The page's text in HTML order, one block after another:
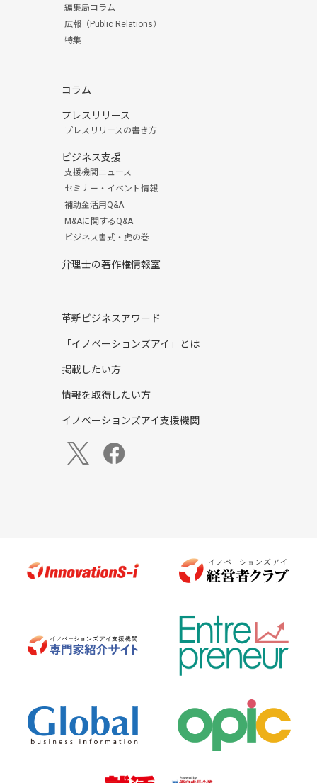
編集局コラム
広報（Public Relations）
特集
コラム
プレスリリース
プレスリリースの書き方
ビジネス支援
支援機関ニュース
セミナー・イベント情報
補助金活用Q&A
M&Aに関するQ&A
ビジネス書式・虎の巻
弁理士の著作権情報室
革新ビジネスアワード
「イノベーションズアイ」とは
掲載したい方
情報を取得したい方
イノベーションズアイ支援機関